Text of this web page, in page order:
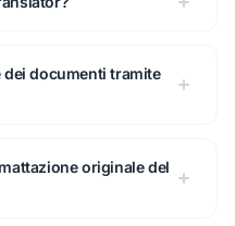
dei documenti tramite
originale del